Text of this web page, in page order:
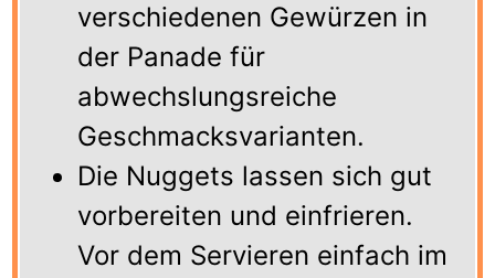
verschiedenen Gewürzen in
der Panade für
abwechslungsreiche
Geschmacksvarianten.
Die Nuggets lassen sich gut
vorbereiten und einfrieren.
Vor dem Servieren einfach im